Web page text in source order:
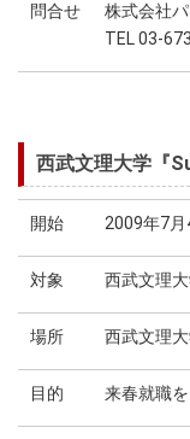
問合せ
株式会社
TEL 03-
西武文理大学『
開始 2009年7月
対象 西武文理
場所 西武文理
目的 来春就職